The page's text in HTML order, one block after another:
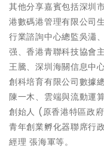
其他分享嘉賓包括深圳
港數碼港管理有限公司
行業諮詢中心總監吳瀟
强、香港青聯科技協會
王騰、深圳海關信息中
創科培育有限公司數據
陳一木、雲端與流動運
創始人 (原香港特區政
青年創業孵化器聯席行
經理 張海軍等。